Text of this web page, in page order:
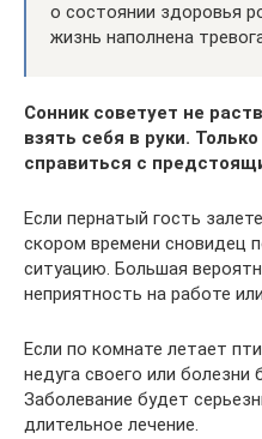
о состоянии здоровья
жизнь наполнена
Сонник советует не
взять себя в руки.
справиться с
Если пернатый гость
скором времени сновидец
ситуацию. Большая
неприятность на работе
Если по комнате летает
недуга своего или болезни
Заболевание будет
длительное лечение.